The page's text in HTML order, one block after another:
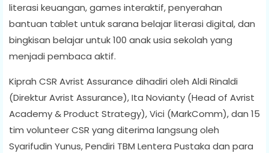
literasi keuangan, games interaktif, penyerahan
bantuan tablet untuk sarana belajar literasi digital, dan
bingkisan belajar untuk 100 anak usia sekolah yang
menjadi pembaca aktif.
Kiprah CSR Avrist Assurance dihadiri oleh Aldi Rinaldi
(Direktur Avrist Assurance), Ita Novianty (Head of Avrist
Academy & Product Strategy), Vici (MarkComm), dan 15
tim volunteer CSR yang diterima langsung oleh
Syarifudin Yunus, Pendiri TBM Lentera Pustaka dan para